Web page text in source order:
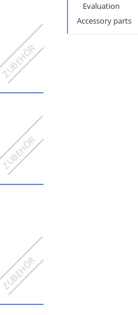
navigation
Evaluation
Accessory parts